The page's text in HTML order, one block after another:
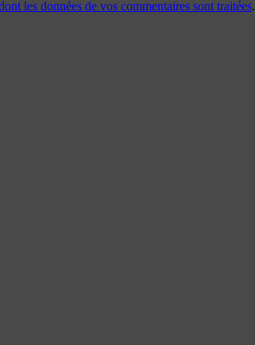
les données de vos commentaires sont traitées.